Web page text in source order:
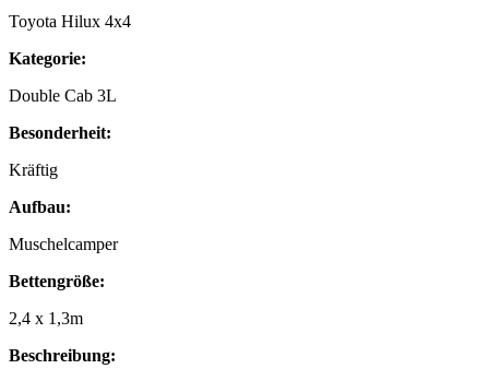
Toyota Hilux 4x4
Kategorie:
Double Cab 3L
Besonderheit:
Kräftig
Aufbau:
Muschelcamper
Bettengröße:
2,4 x 1,3m
Beschreibung: